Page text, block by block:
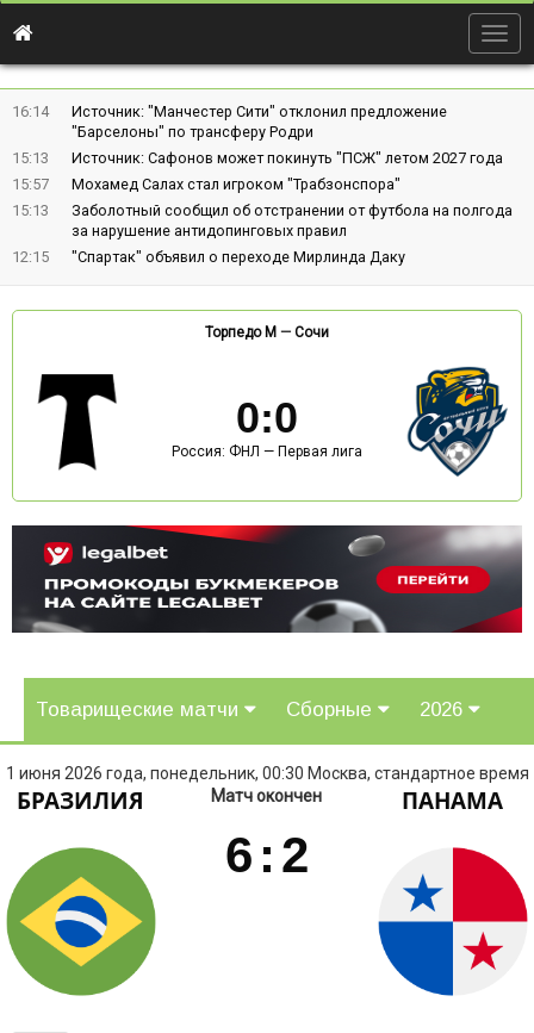
16:14
Источник: "Манчестер Сити" отклонил предложение
"Барселоны" по трансферу Родри
15:13
Источник: Сафонов может покинуть "ПСЖ" летом 2027 года
15:57
Мохамед Салах стал игроком "Трабзонспора"
15:13
Заболотный сообщил об отстранении от футбола на полгода
за нарушение антидопинговых правил
12:15
"Спартак" объявил о переходе Мирлинда Даку
Торпедо М — Сочи
0:0
Россия: ФНЛ — Первая лига
Товарищеские матчи Сборные 2026
1 июня 2026 года, понедельник, 00:30 Москва, стандартное время
БРАЗИЛИЯ Матч окончен
6 : 2
ПАНАМА